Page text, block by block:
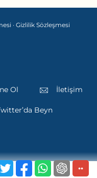
··
· Gizlilik Sözleşmesi
Ol İletişim
Beyn